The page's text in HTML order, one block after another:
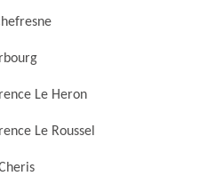
Le Heron
Le Roussel